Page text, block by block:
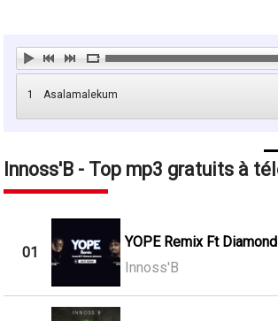
1 Asalamalekum
Innoss'B - Top mp3 gratuits à
01
YOPE Remix Ft
Innoss'B